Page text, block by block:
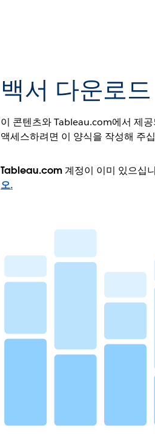
백서 다운로드
이 콘텐츠와 Tableau.com에서 제
액세스하려면 이 양식을 작성해 주
Tableau.com 계정이 이미 있으십
오.